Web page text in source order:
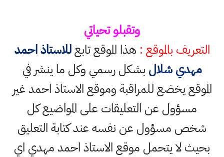
وتقبلو تحياتي
التعريف بالموقع : هذا الموقع تابعللاستاذ احمد
مهدي شلال بشكل رسمي وكل ما ينشر في
الموقع يخضع للمراقبة وموقع الاستاذ احمد غير
مسؤول عن التعليقات على المواضيع كل
شخص مسؤول عن نفسه عند كتابة التعليق
بحيث لا يتحمل موقع الاستاذ احمد مهدي اي